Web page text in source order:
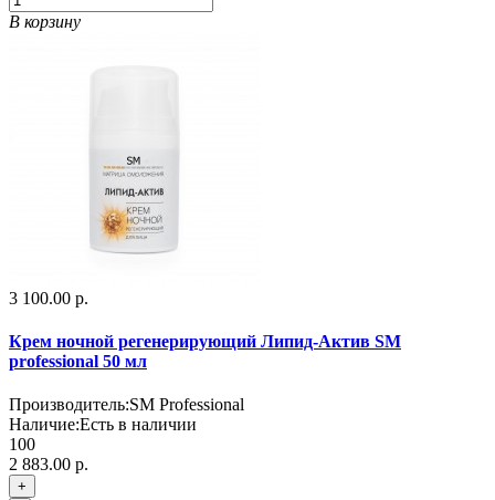
В корзину
3 100.00 р.
Крем ночной регенерирующий Липид-Актив SM
professional 50 мл
Производитель:SM Professional
Наличие:Есть в наличии
100
2 883.00 р.
+